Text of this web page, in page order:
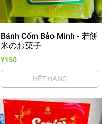
Bánh Cốm Bảo Minh - 若餅
米のお菓子
¥150
HẾT HÀNG